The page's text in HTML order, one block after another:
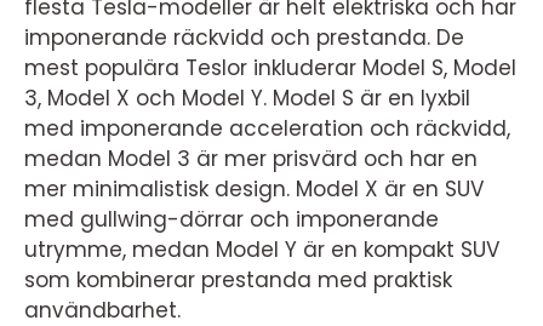
flesta Tesla-modeller är helt elektriska och har
imponerande räckvidd och prestanda. De
mest populära Teslor inkluderar Model S, Model
3, Model X och Model Y. Model S är en lyxbil
med imponerande acceleration och räckvidd,
medan Model 3 är mer prisvärd och har en
mer minimalistisk design. Model X är en SUV
med gullwing-dörrar och imponerande
utrymme, medan Model Y är en kompakt SUV
som kombinerar prestanda med praktisk
användbarhet.